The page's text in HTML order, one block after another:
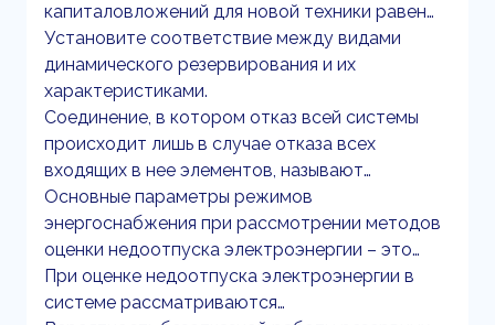
капиталовложений для новой техники равен…
Установите соответствие между видами
динамического резервирования и их
характеристиками.
Соединение, в котором отказ всей системы
происходит лишь в случае отказа всех
входящих в нее элементов, называют…
Основные параметры режимов
энергоснабжения при рассмотрении методов
оценки недоотпуска электроэнергии – это…
При оценке недоотпуска электроэнергии в
системе рассматриваются…